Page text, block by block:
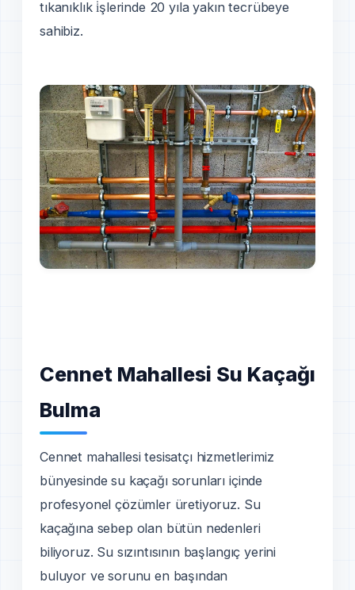
tıkanıklık i̇şlerinde 20 yıla yakın tecrübeye
sahibiz.
Cennet Mahallesi Su Kaçağı
Bulma
Cennet mahallesi tesisatçı hizmetlerimiz
bünyesinde su kaçağı sorunları içinde
profesyonel çözümler üretiyoruz. Su
kaçağına sebep olan bütün nedenleri
biliyoruz. Su sızıntısının başlangıç yerini
buluyor ve sorunu en başından